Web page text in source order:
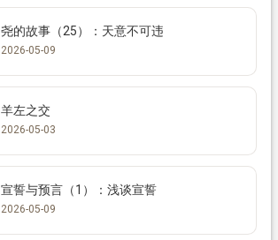
尧的故事（25）：天意不可违
2026-05-09
羊左之交
2026-05-03
宣誓与预言（1）：浅谈宣誓
2026-05-09